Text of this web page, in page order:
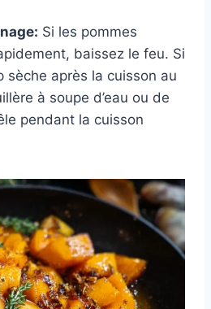
Si les pommes
baissez le feu. Si
après la cuisson au
à soupe d’eau ou de
pendant la cuisson